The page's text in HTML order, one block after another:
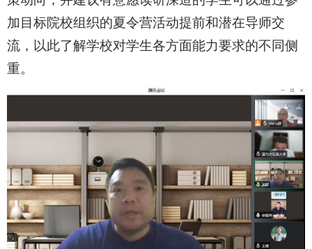
加目标院校组织的夏令营活动提前和潜在导师交
流，以此了解学校对学生各方面能力要求的不同侧
重。